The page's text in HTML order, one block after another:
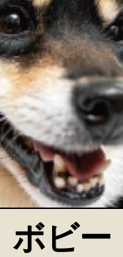
ボビー